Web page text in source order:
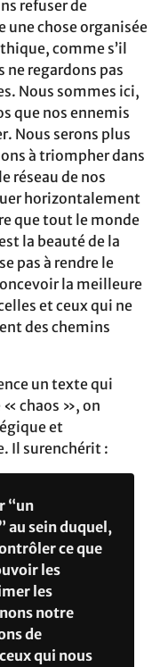
refuser de
chose organisée
comme s’il
ne regardons pas
Nous sommes ici,
que nos ennemis
Nous serons plus
à triompher dans
réseau de nos
horizontalement
que tout le monde
la beauté de la
pas à rendre le
la meilleure
et ceux qui ne
des chemins
un texte qui
« chaos », on
et
Il surenchérit :
“un
au sein duquel,
ce que
les
les
notre
de
qui nous